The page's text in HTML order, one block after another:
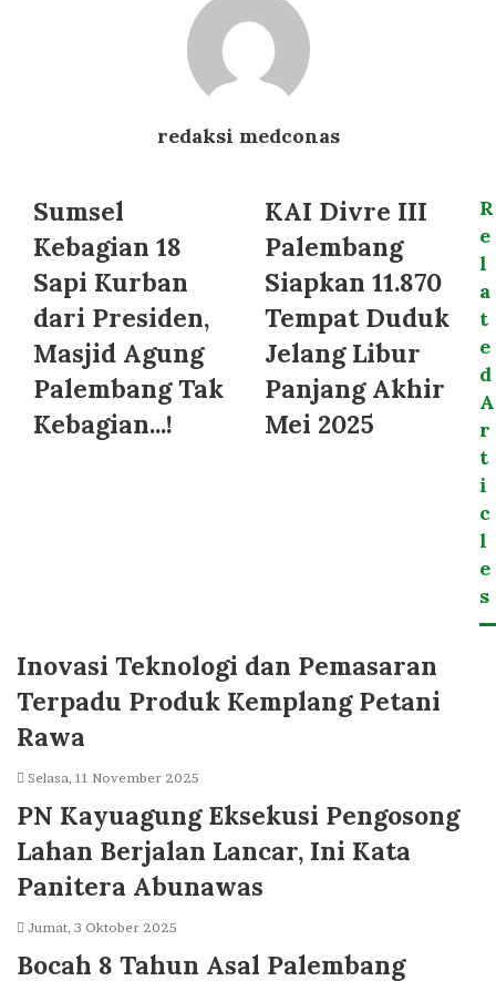
redaksi medconas
Sumsel
Kebagian 18
Sapi Kurban
dari Presiden,
Masjid Agung
Palembang Tak
Kebagian...!
KAI Divre III
Palembang
Siapkan 11.870
Tempat Duduk
Jelang Libur
Panjang Akhir
Mei 2025
R
e
l
a
t
e
d
A
r
t
i
c
l
e
s
Inovasi Teknologi dan Pemasaran
Terpadu Produk Kemplang Petani
Rawa
Selasa, 11 November 2025
PN Kayuagung Eksekusi Pengosong
Lahan Berjalan Lancar, Ini Kata
Panitera Abunawas
Jumat, 3 Oktober 2025
Bocah 8 Tahun Asal Palembang